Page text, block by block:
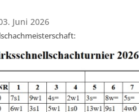
Juni 2026